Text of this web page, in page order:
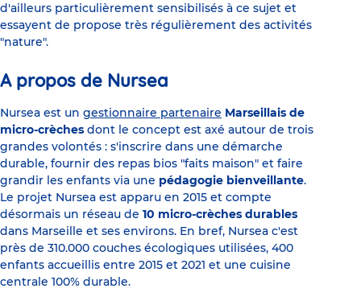
d'ailleurs particulièrement sensibilisés à ce sujet et
essayent de propose très régulièrement des activités
"nature".
A propos de Nursea
Nursea est un gestionnaire partenaire Marseillais de
micro-crèches dont le concept est axé autour de trois
grandes volontés : s'inscrire dans une démarche
durable, fournir des repas bios "faits maison" et faire
grandir les enfants via une pédagogie bienveillante.
Le projet Nursea est apparu en 2015 et compte
désormais un réseau de 10 micro-crèches durables
dans Marseille et ses environs. En bref, Nursea c'est
près de 310.000 couches écologiques utilisées, 400
enfants accueillis entre 2015 et 2021 et une cuisine
centrale 100% durable.